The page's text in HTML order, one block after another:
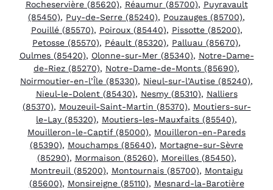
Rocheservière (85620), Réaumur (85700), Puyravault
(85450), Puy-de-Serre (85240), Pouzauges (85700),
Pouillé (85570), Poiroux (85440), Pissotte (85200),
Petosse (85570), Péault (85320), Palluau (85670),
Oulmes (85420), Olonne-sur-Mer (85340), Notre-Dame-
de-Riez (85270), Notre-Dame-de-Monts (85690),
Noirmoutier-en-l’Île (85330), Nieul-sur-l’Autise (85240),
Nieul-le-Dolent (85430), Nesmy (85310), Nalliers
(85370), Mouzeuil-Saint-Martin (85370), Moutiers-sur-
le-Lay (85320), Moutiers-les-Mauxfaits (85540),
Mouilleron-le-Captif (85000), Mouilleron-en-Pareds
(85390), Mouchamps (85640), Mortagne-sur-Sèvre
(85290), Mormaison (85260), Moreilles (85450),
Montreuil (85200), Montournais (85700), Montaigu
(85600), Monsireigne (85110), Mesnard-la-Barotière